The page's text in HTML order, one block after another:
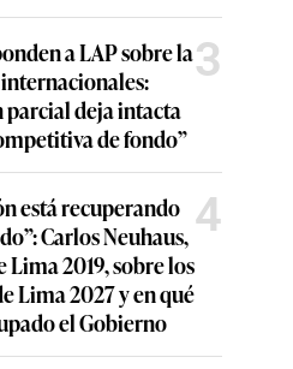
a LAP sobre la
internacionales:
parcial deja intacta
de fondo”
3
está recuperando
Carlos Neuhaus,
2019, sobre los
Lima 2027 y en qué
el Gobierno
4